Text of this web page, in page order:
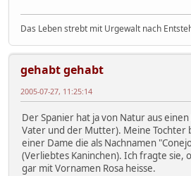
Das Leben strebt mit Urgewalt nach
gehabt gehabt
2005-07-27, 11:25:14
Der Spanier hat ja von Natur aus
Vater und der Mutter). Meine Tochter
einer Dame die als Nachnamen
(Verliebtes Kaninchen). Ich fragte sie,
gar mit Vornamen Rosa heisse.